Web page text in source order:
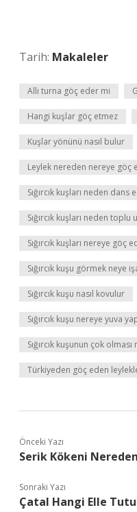
Tarih: Makaleler
Allı turna göç eder mi
Hangi kuşlar göç etmez
Kuşlar yönünü nasıl bulur
Leylek nereden nereye göç
Sığırcık kuşları neden dans
Sığırcık kuşları neden toplu
Sığırcık kuşları nereye göç
Sığırcık kuşu görmek neye
Sığırcık kuşu nasıl kovulur
Sığırcık kuşu nereye yuva
Sığırcık kuşunun çok
Türkiyeden göç eden
Önceki Yazı
Serik Kökeni
Sonraki Yazı
Çatal Hangi Elle